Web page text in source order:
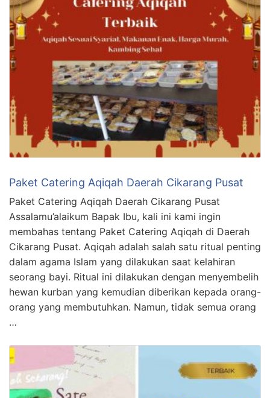
Paket Catering Aqiqah Daerah Cikarang Pusat
Paket Catering Aqiqah Daerah Cikarang Pusat
Assalamu’alaikum Bapak Ibu, kali ini kami ingin
membahas tentang Paket Catering Aqiqah di Daerah
Cikarang Pusat. Aqiqah adalah salah satu ritual penting
dalam agama Islam yang dilakukan saat kelahiran
seorang bayi. Ritual ini dilakukan dengan menyembelih
hewan kurban yang kemudian diberikan kepada orang-
orang yang membutuhkan. Namun, tidak semua orang
…